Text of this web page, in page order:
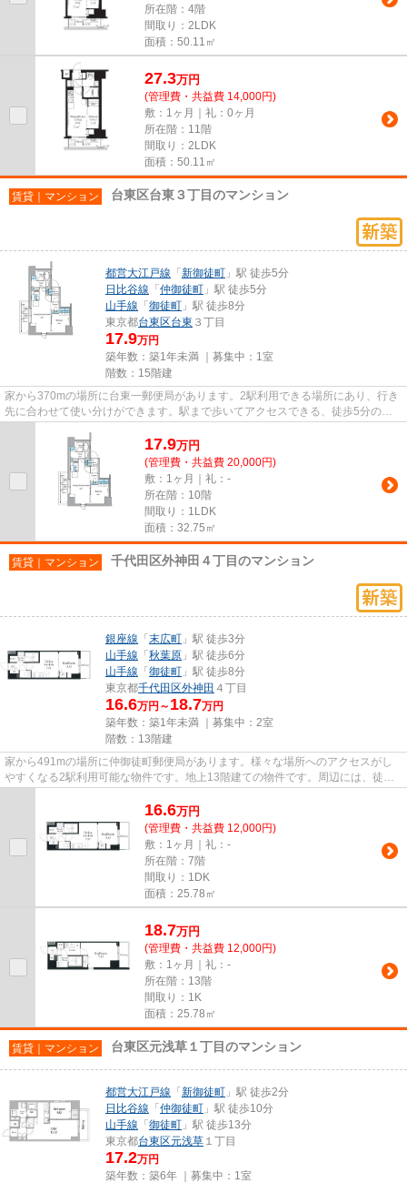
所在階：4階
間取り：2LDK
面積：50.11㎡
27.3万円
(管理費・共益費 14,000円)
敷：1ヶ月｜礼：0ヶ月
所在階：11階
間取り：2LDK
面積：50.11㎡
賃貸｜マンション 台東区台東３丁目のマンション
都営大江戸線 「 新御徒町 」駅 徒歩5分
日比谷線 「 仲御徒町 」駅 徒歩5分
山手線 「 御徒町 」駅 徒歩8分
東京都台東区台東 ３丁目
17.9万円
築年数：築1年未満 ｜募集中： 1室
階数：15階建
家から370mの場所に台東一郵便局があります。2駅利用できる場所にあり、行き
先に合わせて使い分けができます。駅まで歩いてアクセスできる、徒歩5分の距
17.9万円
(管理費・共益費 20,000円)
敷：1ヶ月｜礼：-
所在階：10階
間取り：1LDK
面積：32.75㎡
賃貸｜マンション 千代田区外神田４丁目のマンション
銀座線 「 末広町 」駅 徒歩3分
山手線 「 秋葉原 」駅 徒歩6分
山手線 「 御徒町 」駅 徒歩8分
東京都千代田区外神田 ４丁目
16.6万円～ 18.7万円
築年数：築1年未満 ｜募集中： 2室
階数：13階建
家から491mの場所に仲御徒町郵便局があります。様々な場所へのアクセスがし
やすくなる2駅利用可能な物件です。地上13階建ての物件です。周辺には、徒歩3
16.6万円
(管理費・共益費 12,000円)
敷：1ヶ月｜礼：-
所在階：7階
間取り：1DK
面積：25.78㎡
18.7万円
(管理費・共益費 12,000円)
敷：1ヶ月｜礼：-
所在階：13階
間取り：1K
面積：25.78㎡
賃貸｜マンション 台東区元浅草１丁目のマンション
都営大江戸線 「 新御徒町 」駅 徒歩2分
日比谷線 「 仲御徒町 」駅 徒歩10分
山手線 「 御徒町 」駅 徒歩13分
東京都台東区元浅草 １丁目
17.2万円
築年数：築6年 ｜募集中： 1室